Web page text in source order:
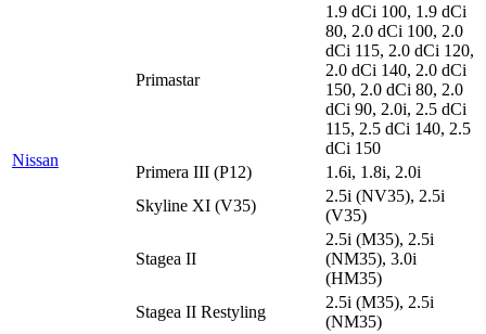
Nissan
Primastar
1.9 dCi 100, 1.9 dCi
80, 2.0 dCi 100, 2.0
dCi 115, 2.0 dCi 120,
2.0 dCi 140, 2.0 dCi
150, 2.0 dCi 80, 2.0
dCi 90, 2.0i, 2.5 dCi
115, 2.5 dCi 140, 2.5
dCi 150
Primera III (P12)
1.6i, 1.8i, 2.0i
Skyline XI (V35)
2.5i (NV35), 2.5i
(V35)
Stagea II
2.5i (M35), 2.5i
(NM35), 3.0i
(HM35)
Stagea II Restyling
2.5i (M35), 2.5i
(NM35)